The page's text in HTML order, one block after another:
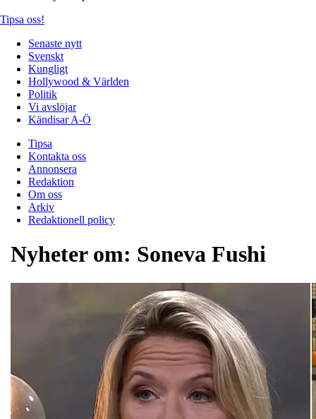
Tipsa oss!
Senaste nytt
Svenskt
Kungligt
Hollywood & Världen
Politik
Vi avslöjar
Kändisar A-Ö
Tipsa
Kontakta oss
Annonsera
Redaktion
Om oss
Arkiv
Redaktionell policy
Nyheter om: Soneva Fushi